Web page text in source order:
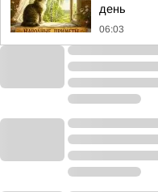
дeнь
06:03